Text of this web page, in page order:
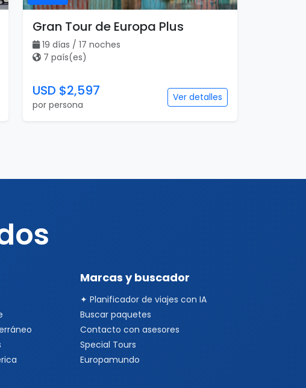
Gran Tour de Europa Plus
19 días / 17 noches
7 país(es)
USD $2,597
por persona
Ver detalles
Marcas y buscador
✦ Planificador de viajes con IA
Buscar paquetes
Contacto con asesores
Special Tours
Europamundo